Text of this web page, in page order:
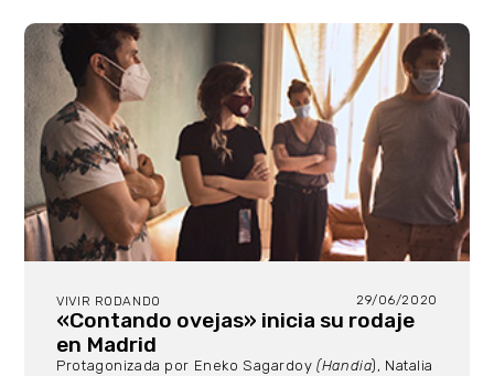
VIVIR RODANDO 29/06/2020
«Contando ovejas» inicia su rodaje
en Madrid
Protagonizada por Eneko Sagardoy(Handia), Natalia